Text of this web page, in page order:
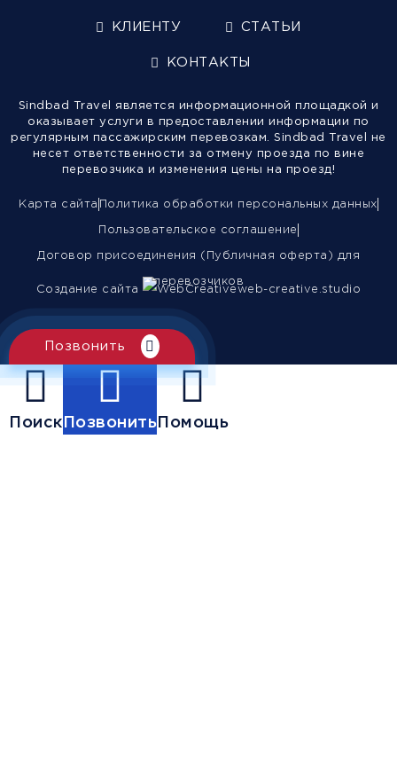
КЛИЕНТУ СТАТЬИ
КОНТАКТЫ
Sindbad Travel является информационной площадкой и
оказывает услуги в предоставлении информации по
регулярным пассажирским перевозкам. Sindbad Travel не
несет ответственности за отмену проезда по вине
перевозчика и изменения цены на проезд!
Карта сайта Политика обработки персональных данных
Пользовательское соглашение
Договор присоединения (Публичная оферта) для
перевозчиков
Создание сайта
web-creative.studio
Позвонить
ПоискПозвонитьПомощь